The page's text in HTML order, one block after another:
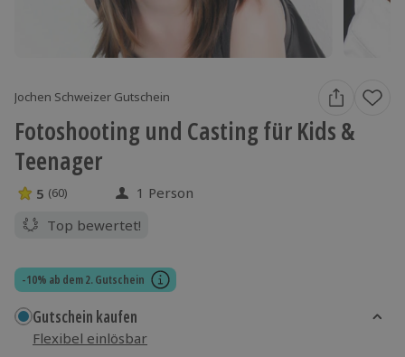
Jochen Schweizer Gutschein
Fotoshooting und Casting für Kids &
Teenager
5 Sterne von 5 aus 60 Bewertungen
5 (60)
1 Person
Top bewertet!
-10% ab dem 2. Gutschein
Gutschein kaufen
Flexibel einlösbar